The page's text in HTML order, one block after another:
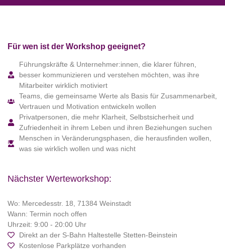
Für wen ist der Workshop geeignet?
Führungskräfte & Unternehmer:innen, die klarer führen,
besser kommunizieren und verstehen möchten, was ihre
Mitarbeiter wirklich motiviert
Teams, die gemeinsame Werte als Basis für Zusammenarbeit,
Vertrauen und Motivation entwickeln wollen
Privatpersonen, die mehr Klarheit, Selbstsicherheit und
Zufriedenheit in ihrem Leben und ihren Beziehungen suchen
Menschen in Veränderungsphasen, die herausfinden wollen,
was sie wirklich wollen und was nicht
Nächster Werteworkshop:
Wo: Mercedesstr. 18, 71384 Weinstadt
Wann: Termin noch offen
Uhrzeit: 9:00 - 20:00 Uhr
Direkt an der S-Bahn Haltestelle Stetten-Beinstein
Kostenlose Parkplätze vorhanden